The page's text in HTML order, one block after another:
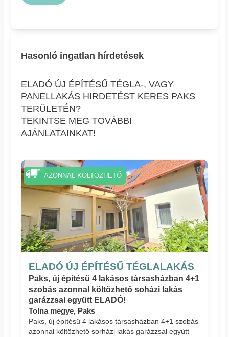
Hasonló ingatlan hírdetések
ELADÓ ÚJ ÉPÍTÉSŰ TÉGLA-, VAGY
PANELLAKÁS HIRDETÉST KERES PAKS
TERÜLETÉN?
TEKINTSE MEG TOVÁBBI
AJÁNLATAINKAT!
ELADÓ ÚJ ÉPÍTÉSŰ TÉGLALAKÁS
Paks, új építésű 4 lakásos társasházban 4+1
szobás azonnal költözhető soházi lakás
garázzsal együtt ELADÓ!
Tolna megye, Paks
Paks, új építésű 4 lakásos társasházban 4+1 szobás
azonnal költözhető sorházi lakás garázzsal együtt
AZONNAL KÖLTÖZHETŐ